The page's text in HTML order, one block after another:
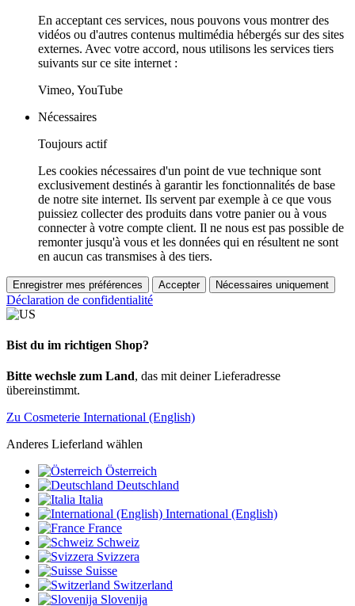
En acceptant ces services, nous pouvons vous montrer des
vidéos ou d'autres contenus multimédia hébergés sur des sites
externes. Avec votre accord, nous utilisons les services tiers
suivants sur ce site internet :
Vimeo, YouTube
Nécessaires
Toujours actif
Les cookies nécessaires d'un point de vue technique sont
exclusivement destinés à garantir les fonctionnalités de base
de notre site internet. Ils servent par exemple à ce que vous
puissiez collecter des produits dans votre panier ou à vous
connecter à votre compte client. Il ne nous est pas possible de
remonter jusqu'à vous et les données qui en résultent ne sont
en aucun cas transmises à des tiers.
Enregistrer mes préférences Accepter Nécessaires uniquement
Déclaration de confidentialité
Bist du im richtigen Shop?
Bitte wechsle zum Land, das mit deiner Lieferadresse
übereinstimmt.
Zu Cosmeterie International (English)
Anderes Lieferland wählen
Österreich
Deutschland
Italia
International (English)
France
Schweiz
Svizzera
Suisse
Switzerland
Slovenija